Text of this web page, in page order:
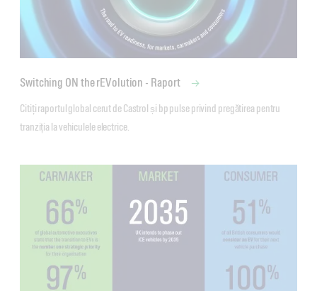
Switching ON the rEVolution - Raport
Citiți raportul global cerut de Castrol și bp pulse privind pregătirea pentru
tranziția la vehiculele electrice.